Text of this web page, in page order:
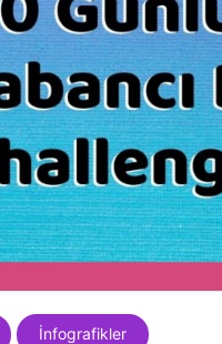
İnfografikler